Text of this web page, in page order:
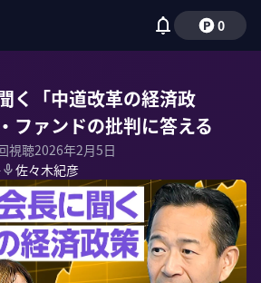
0
く「中道改革の経済政
ファンドの批判に答える
視聴2026年2月5日
佐々木紀彦